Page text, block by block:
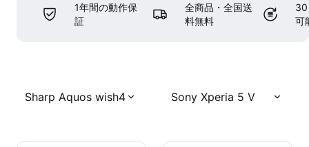
1年間の動作保
証
全商品・全国送
料無料
30
可
Sharp Aquos wish4 Sony Xperia 5 V